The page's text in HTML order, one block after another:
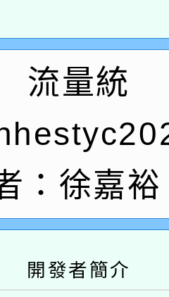
退休同仁踴
公告(無人
115年度閱讀
動專業研習
─人工智慧
養講師名單
容與教學軟
委員會函釋公
究院辦理「
暑期犯罪預防
流量統
：徐嘉
開發者簡介